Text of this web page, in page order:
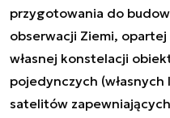
przygotowania do
obserwacji Ziemi,
własnej konstelacji
pojedynczych
satelitów